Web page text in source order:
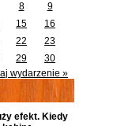
8
9
15
16
22 23
29
30
wydarzenie »
efekt. Kiedy